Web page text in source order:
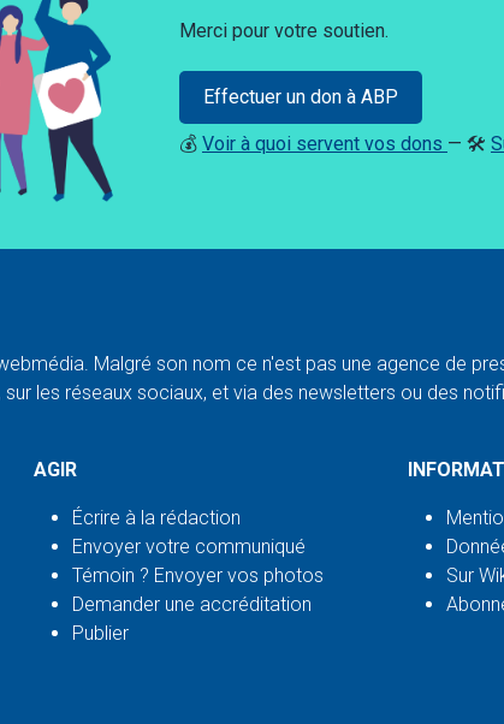
Merci pour votre soutien.
Effectuer un don à ABP
💰 Voir à quoi servent vos dons — 🛠️
Malgré son nom ce n'est pas une agence de
les réseaux sociaux, et via des newsletters ou des
AGIR
Écrire à la rédaction
Envoyer votre communiqué
Témoin ? Envoyer vos photos
Demander une accréditation
Publier
Sur